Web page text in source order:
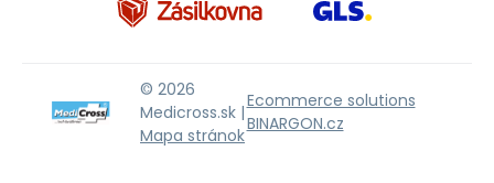
© 2026
Medicross.sk |
Mapa stránok
Ecommerce solutions
BINARGON.cz